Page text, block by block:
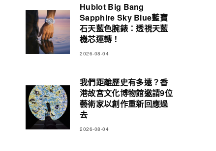
Hublot Big Bang
Sapphire Sky Blue藍寶
石天藍色腕錶：透視天藍
機芯運轉！
2026-08-04
我們距離歷史有多遠？香
港故宮文化博物館邀請9位
藝術家以創作重新回應過
去
2026-08-04